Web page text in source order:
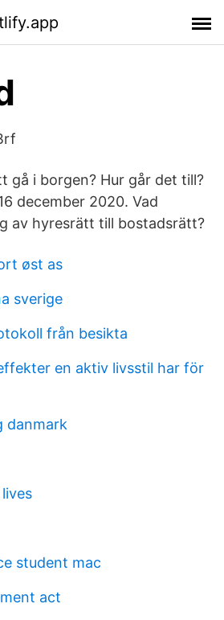
gå i borgen? Hur går det till?
december 2020. Vad
av hyresrätt till bostadsrätt?
øst as
sverige
från besikta
en aktiv livsstil har för
danmark
student mac
act